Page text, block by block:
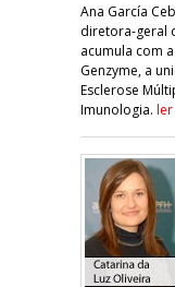
Ana García
diretora-geral
acumula com
Genzyme, a
Esclerose
Imunologia. ler